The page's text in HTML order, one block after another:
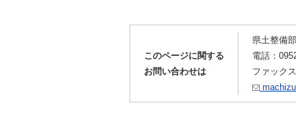
このページに関する
お問い合わせは
県土整備
電話：
ファック